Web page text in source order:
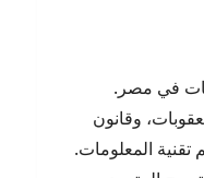
في مصر.
وقانون
تقنية المعلومات.